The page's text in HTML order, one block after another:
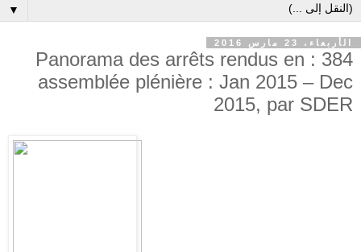
▼
الأربعاء، 23 مارس 2016
384 : Panorama des arrêts rendus en
assemblée plénière : Jan 2015 – Dec
2015, par SDER